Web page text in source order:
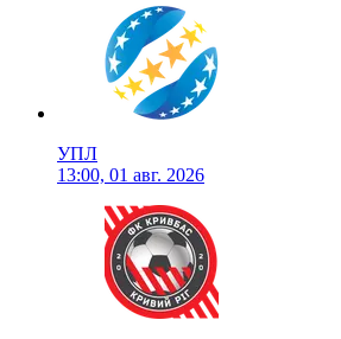
УПЛ
13:00, 01 авг. 2026